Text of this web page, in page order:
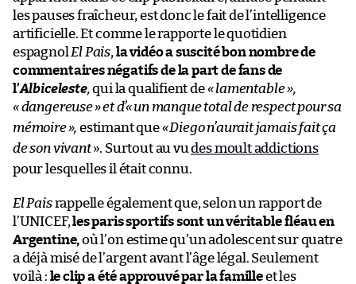
les pauses fraîcheur, est donc le fait de l’intelligence
artificielle. Et comme le rapporte le quotidien
espagnol El Pais, la vidéo a suscité bon nombre de
commentaires négatifs de la part de fans de
l’Albiceleste,qui la qualifient de« lamentable »,
« dangereuse» et d’«un manque total de respect pour sa
mémoire», estimant que«Diego n’aurait jamais fait ça
de son vivant». Surtout au vudes moult addictions
pour lesquelles il était connu.
El Paisrappelle également que, selon un rapport de
l’UNICEF,les paris sportifs sont un véritable fléau en
Argentine,où l’on estime qu’un adolescent sur quatre
a déjà misé de l’argent avant l’âge légal. Seulement
voilà : le clip a été approuvé par la familleet les